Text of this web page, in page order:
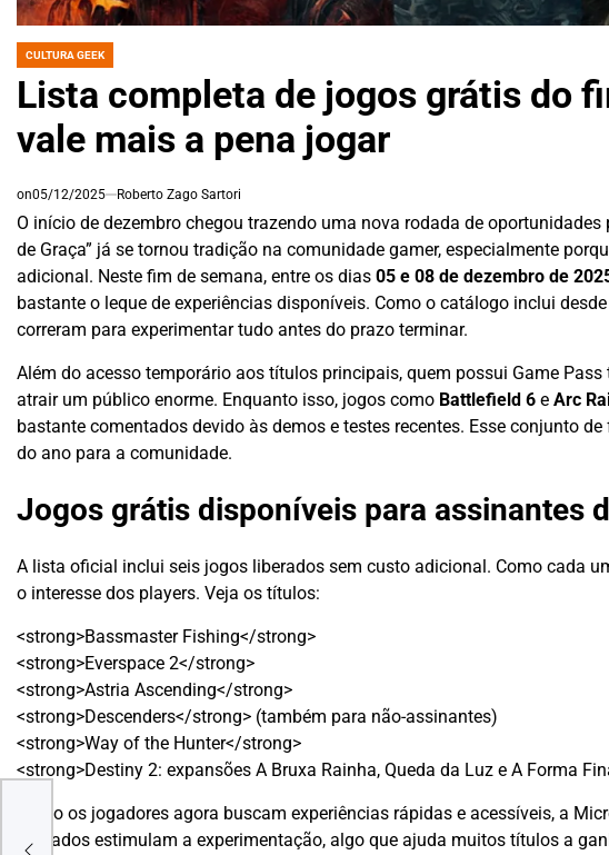
POSTED
CULTURA GEEK
Lista completa de jogos grátis do
vale mais a pena jogar
on05/12/2025 Roberto Zago Sartori
O início de dezembro chegou trazendo uma nova rodada de
de Graça” já se tornou tradição na comunidade gamer, especialmente
adicional. Neste fim de semana, entre os dias 05 e 08 de dezembro de
bastante o leque de experiências disponíveis. Como o catálogo inclui
correram para experimentar tudo antes do prazo terminar.
Além do acesso temporário aos títulos principais, quem possui Game
atrair um público enorme. Enquanto isso, jogos como Battlefield 6 e Arc
bastante comentados devido às demos e testes recentes. Esse conjunto
do ano para a comunidade.
Jogos grátis disponíveis para assinantes
A lista oficial inclui seis jogos liberados sem custo adicional. Como cada
o interesse dos players. Veja os títulos:
<strong>Bassmaster Fishing</strong>
<strong>Everspace 2</strong>
<strong>Astria Ascending</strong>
<strong>Descenders</strong> (também para não-assinantes)
<strong>Way of the Hunter</strong>
<strong>Destiny 2: expansões A Bruxa Rainha, Queda da Luz e A Forma
Como os jogadores agora buscam experiências rápidas e acessíveis, a
limitados estimulam a experimentação, algo que ajuda muitos títulos a